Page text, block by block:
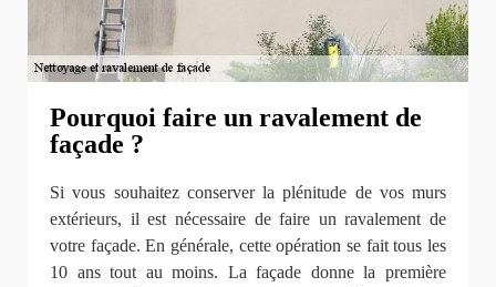
Pourquoi faire un ravalement de
façade ?
Si vous souhaitez conserver la plénitude de vos murs
extérieurs, il est nécessaire de faire un ravalement de
votre façade. En générale, cette opération se fait tous les
10 ans tout au moins. La façade donne la première